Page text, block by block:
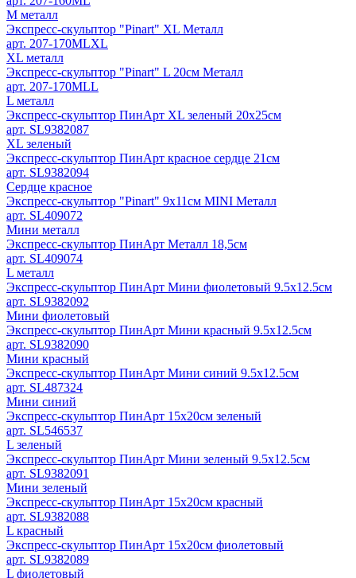
M металл
Экспресс-скульптор "Pinart" XL Металл
арт. 207-170MLXL
XL металл
Экспресс-скульптор "Pinart" L 20см Металл
арт. 207-170MLL
L металл
Экспресс-скульптор ПинАрт XL зеленый 20х25см
арт. SL9382087
XL зеленый
Экспресс-скульптор ПинАрт красное сердце 21см
арт. SL9382094
Сердце красное
Экспресс-скульптор "Pinart" 9х11см MINI Металл
арт. SL409072
Мини металл
Экспресс-скульптор ПинАрт Металл 18,5см
арт. SL409074
L металл
Экспресс-скульптор ПинАрт Мини фиолетовый 9.5х12.5см
арт. SL9382092
Мини фиолетовый
Экспресс-скульптор ПинАрт Мини красный 9.5х12.5см
арт. SL9382090
Мини красный
Экспресс-скульптор ПинАрт Мини синий 9.5х12.5см
арт. SL487324
Мини синий
Экспресс-скульптор ПинАрт 15х20см зеленый
арт. SL546537
L зеленый
Экспресс-скульптор ПинАрт Мини зеленый 9.5х12.5см
арт. SL9382091
Мини зеленый
Экспресс-скульптор ПинАрт 15х20см красный
арт. SL9382088
L красный
Экспресс-скульптор ПинАрт 15х20см фиолетовый
арт. SL9382089
L фиолетовый